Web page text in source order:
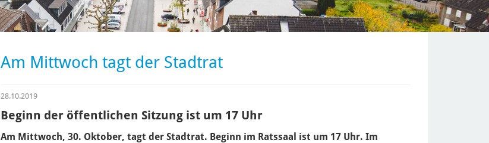
Am Mittwoch tagt der Stadtrat
28.10.2019
Beginn der öffentlichen Sitzung ist um 17 Uhr
Am Mittwoch, 30. Oktober, tagt der Stadtrat. Beginn im Ratssaal ist um 17 Uhr. Im